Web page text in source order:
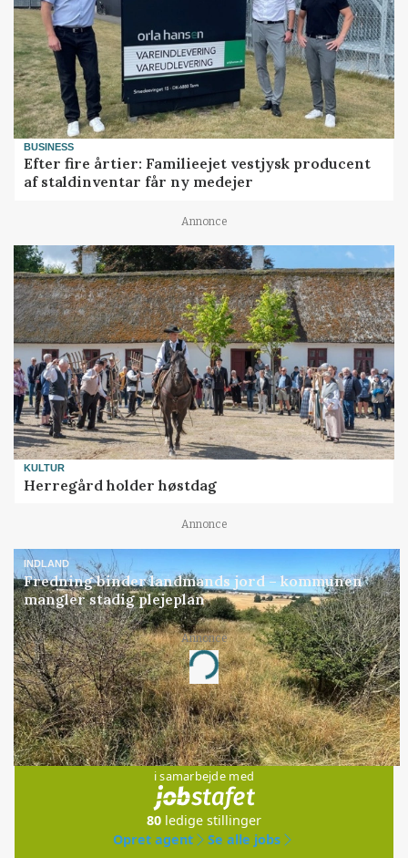
BUSINESS
Efter fire årtier: Familieejet vestjysk producent
af staldinventar får ny medejer
Annonce
KULTUR
Herregård holder høstdag
Annonce
INDLAND
Fredning binder landmands jord – kommunen
mangler stadig plejeplan
Annonce
Loading...
Jobs
i samarbejde med
80 ledige stillinger
Opret agent
Se alle jobs